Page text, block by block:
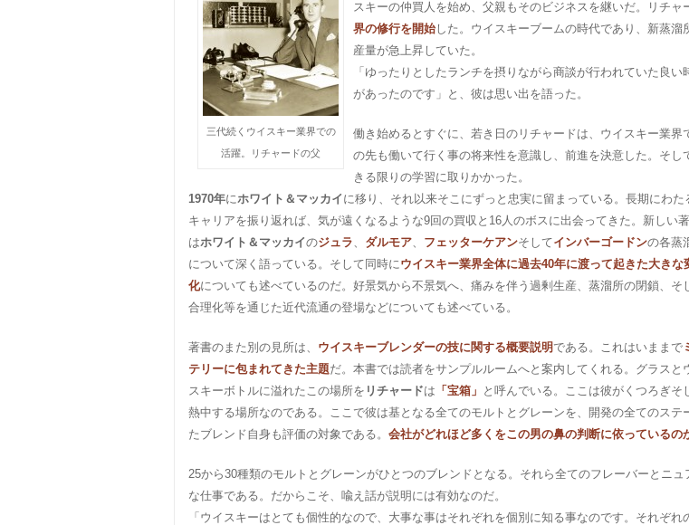
三代続くウイスキー業界での
活躍。リチャードの父
スキーの仲買人を始め、父親もそのビジネスを継いだ。リチャ
界の修行を開始した。ウイスキーブームの時代であり、新蒸溜
産量が急上昇していた。
「ゆったりとしたランチを摂りながら商談が行われていた良
があったのです」と、彼は思い出を語った。
働き始めるとすぐに、若き日のリチャードは、ウイスキー業界
の先も働いて行く事の将来性を意識し、前進を決意した。そし
きる限りの学習に取りかかった。
1970年に ホワイト＆マッカイ に移り、それ以来そこにずっと忠実に留まっている。長期にわた
キャリアを振り返れば、気が遠くなるような9回の買収と16人のボスに出会ってきた。新しい
はホワイト＆マッカイのジュラ ダルモア フェッターケアンそしてインバーゴードンの各蒸
について深く語っている。そして同時に ウイスキー業界全体に過去40年に渡って起きた大きな
化についても述べているのだ。好景気から不景気へ、痛みを伴う過剰生産、蒸溜所の閉鎖、そ
合理化等を通じた近代流通の登場などについても述べている。
著書のまた別の見所は、 ウイスキーブレンダーの技に関する概要説明である。これはいままで
テリーに包まれてきた主題だ。本書では読者をサンプルルームへと案内してくれる。グラスと
スキーボトルに溢れたこの場所を リチャードは 「宝箱」 と呼んでいる。ここは彼がくつろぎそ
熱中する場所なのである。ここで彼は基となる全てのモルトとグレーンを、開発の全てのス
たブレンド自身も評価の対象である。 会社がどれほど多くをこの男の鼻の判断に依っているの
25から30種類のモルトとグレーンがひとつのブレンドとなる。それら全てのフレーバーとニ
な仕事である。だからこそ、喩え話が説明には有効なのだ。
「ウイスキーはとても個性的なので、大事な事はそれぞれを個別に知る事なのです。それぞ